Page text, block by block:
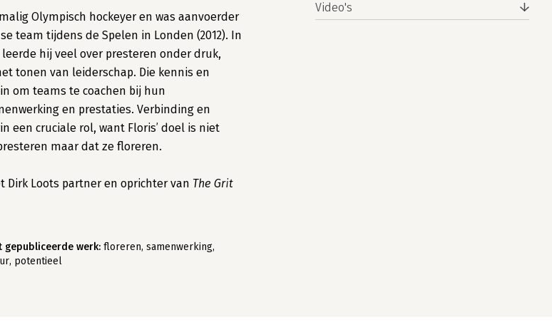
Olympisch hockeyer en was aanvoerder
team tijdens de Spelen in Londen (2012). In
hij veel over presteren onder druk,
tonen van leiderschap. Die kennis en
om teams te coachen bij hun
en prestaties. Verbinding en
een cruciale rol, want Floris’ doel is niet
maar dat ze floreren.
Dirk Loots partner en oprichter van The Grit
gepubliceerde werk: floreren, samenwerking,
potentieel
Video's